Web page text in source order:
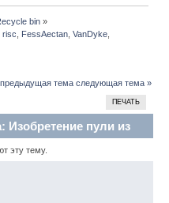
bin»
,risc FessAectan ,VanDyke
тема следующая тема »
ПЕЧАТЬ
Изобретение пули из
раз)
эту тему.